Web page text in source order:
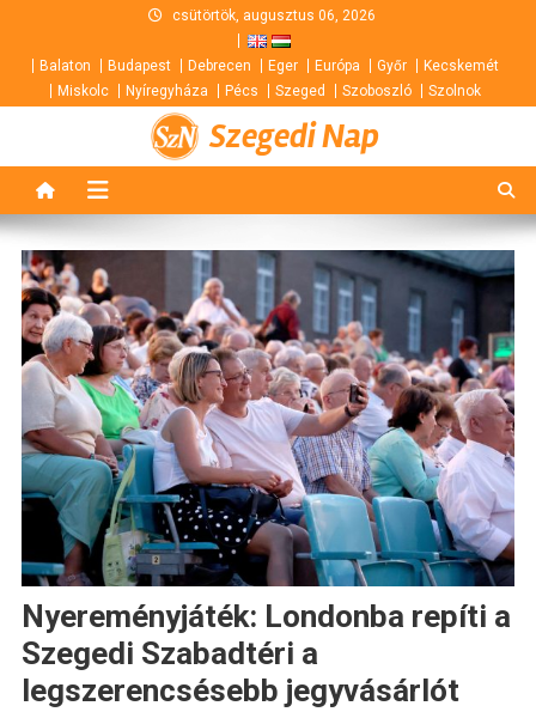
content
csütörtök, augusztus 06, 2026
Balaton Budapest Debrecen Eger Európa Győr
Kecskemét
Miskolc
Nyíregyháza Pécs Szeged Szoboszló Szolnok
Szegedi Nap
Nyereményjáték: Londonba repíti a
Szegedi Szabadtéri a
legszerencsésebb jegyvásárlót